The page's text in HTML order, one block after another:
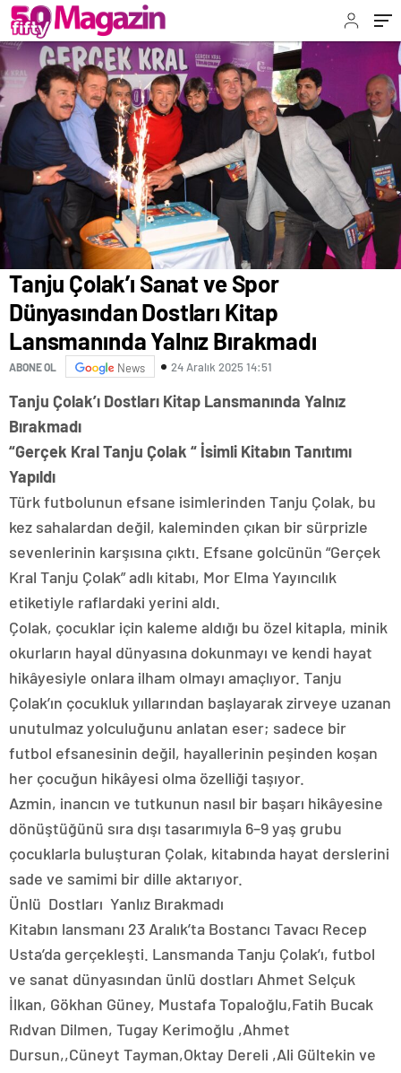
Tanju Çolak’ı Sanat ve Spor
Dünyasından Dostları Kitap
Lansmanında Yalnız Bırakmadı
ABONE OL News 24 Aralık 2025 14:51
Tanju Çolak’ı Dostları Kitap Lansmanında Yalnız
Bırakmadı
“Gerçek Kral Tanju Çolak “ İsimli Kitabın Tanıtımı
Yapıldı
Türk futbolunun efsane isimlerinden Tanju Çolak, bu
kez sahalardan değil, kaleminden çıkan bir sürprizle
sevenlerinin karşısına çıktı. Efsane golcünün “Gerçek
Kral Tanju Çolak” adlı kitabı, Mor Elma Yayıncılık
etiketiyle raflardaki yerini aldı.
Çolak, çocuklar için kaleme aldığı bu özel kitapla, minik
okurların hayal dünyasına dokunmayı ve kendi hayat
hikâyesiyle onlara ilham olmayı amaçlıyor. Tanju
Çolak’ın çocukluk yıllarından başlayarak zirveye uzanan
unutulmaz yolculuğunu anlatan eser; sadece bir
futbol efsanesinin değil, hayallerinin peşinden koşan
her çocuğun hikâyesi olma özelliği taşıyor.
Azmin, inancın ve tutkunun nasıl bir başarı hikâyesine
dönüştüğünü sıra dışı tasarımıyla 6–9 yaş grubu
çocuklarla buluşturan Çolak, kitabında hayat derslerini
sade ve samimi bir dille aktarıyor.
Ünlü Dostları Yanlız Bırakmadı
Kitabın lansmanı 23 Aralık’ta Bostancı Tavacı Recep
Usta’da gerçekleşti. Lansmanda Tanju Çolak’ı, futbol
ve sanat dünyasından ünlü dostları Ahmet Selçuk
İlkan, Gökhan Güney, Mustafa Topaloğlu,Fatih Bucak
Rıdvan Dilmen, Tugay Kerimoğlu ,Ahmet
Dursun,,Cüneyt Tayman,Oktay Dereli ,Ali Gültekin ve